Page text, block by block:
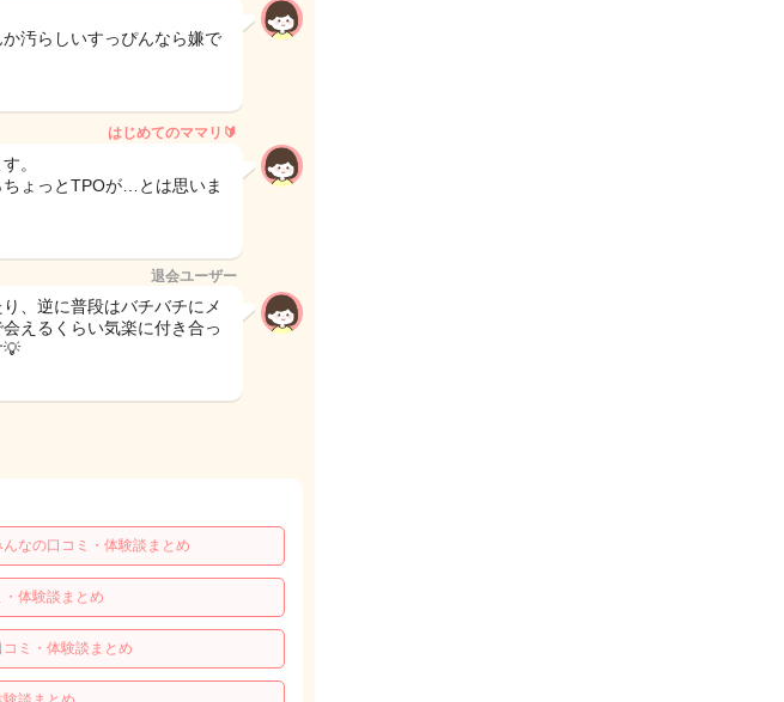
汚らしいすっぴんなら嫌で
はじめてのママリ🔰
。
ょっとTPOが…とは思いま
退会ユーザー
、逆に普段はバチバチにメ
えるくらい気楽に付き合っ
💡
なの口コミ・体験談まとめ
体験談まとめ
ミ・体験談まとめ